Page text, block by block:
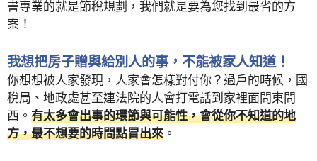
書專業的就是節稅規劃，我們就是要為您找到最省的方
案！
我想把房子贈與給別人的事，不能被家人知道！
你想想被人家發現，人家會怎樣對付你？過戶的時候，國
稅局、地政處甚至連法院的人會打電話到家裡面問東問
西。 有太多會出事的環節與可能性，會從你不知道的地
方，最不想要的時間點冒出來 。